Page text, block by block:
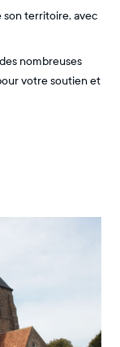
son territoire, avec
nombreuses
votre soutien et